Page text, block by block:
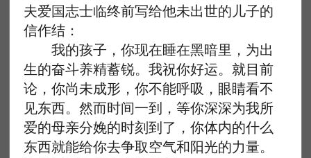
夫爱国志士临终前写给他未出世的儿子的
信作结：
我的孩子，你现在睡在黑暗里，为出
生的奋斗养精蓄锐。我祝你好运。就目前
论，你尚未成形，你不能呼吸，眼睛看不
见东西。然而时间一到，等你深深为我所
爱的母亲分娩的时刻到了，你体内的什么
东西就能给你去争取空气和阳光的力量。